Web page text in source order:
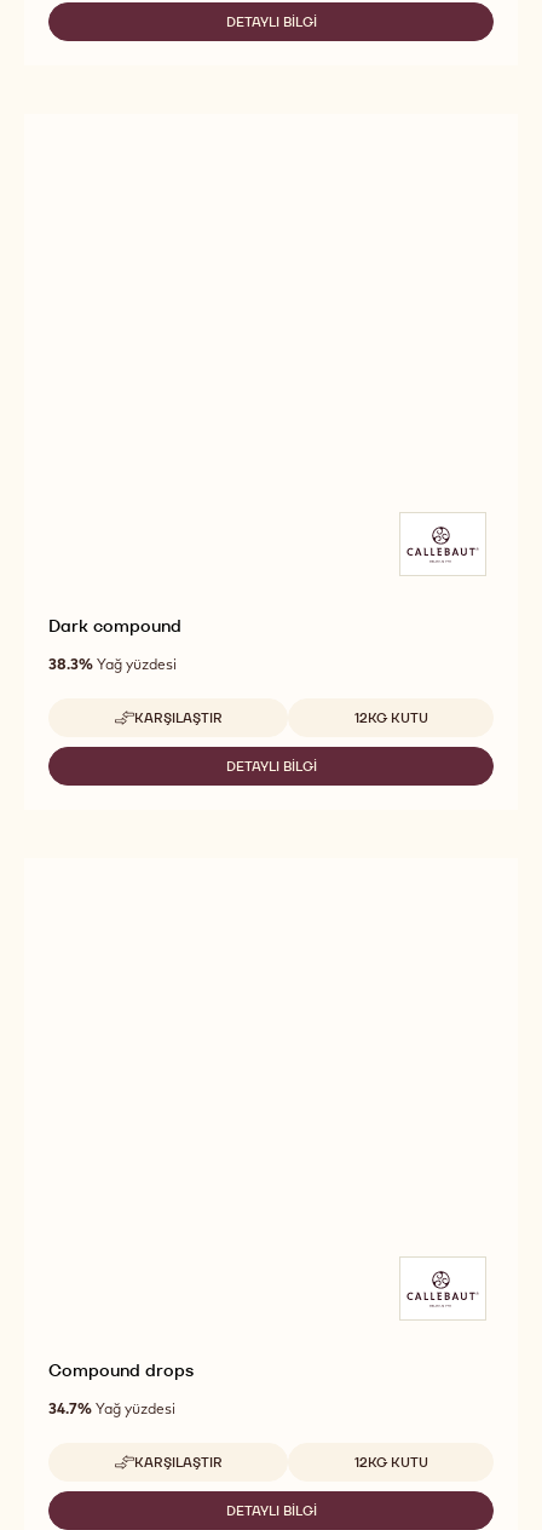
EXTRA
DETAYLI BILGI
-
Dark compound
38.3% Yağ yüzdesi
KARŞILAŞTIR
-
DARK
COMPOUND
Uygun boyutlar
12KG KUTU
DETAYLI BILGI
-
Compound drops
34.7% Yağ yüzdesi
KARŞILAŞTIR
-
COMPOUND
Uygun boyutlar
12KG KUTU
DETAYLI BILGI
-